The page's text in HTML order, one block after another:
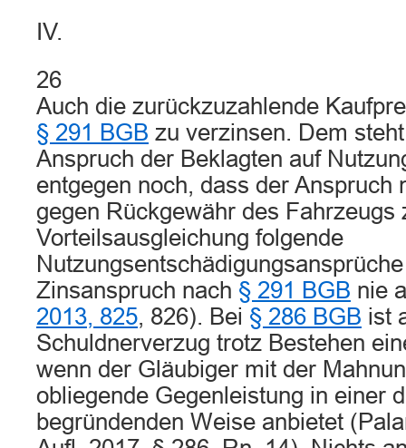
IV.
26
Auch die zurückzuzahlende
§ 291 BGB zu verzinsen. Dem
Anspruch der Beklagten auf
entgegen noch, dass der Anspruch
gegen Rückgewähr des Fahrzeugs
Vorteilsausgleichung folgende
Zinsanspruch nach § 291 BGB nie
2013, 825, 826). Bei § 286 BGB ist
Schuldnerverzug trotz Bestehen
wenn der Gläubiger mit der
obliegende Gegenleistung in einer
begründenden Weise anbietet